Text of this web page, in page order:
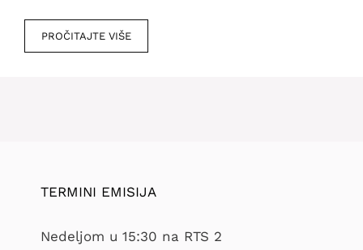
PROČITAJTE VIŠE
TERMINI EMISIJA
Nedeljom u 15:30 na RTS 2